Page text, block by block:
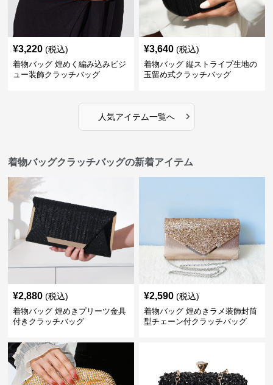
¥3,220 (税込)
着物バッグ 煌めく編み込みビジ
ュー装飾クラッチバッグ
¥3,640 (税込)
着物バッグ 縦ストライプ生地の
玉留め式クラッチバッグ
人気アイテム一覧へ ›
着物バッグクラッチバッグの新着アイテム
¥2,880 (税込)
着物バッグ 煌めきプリーツ金具
付きクラッチバッグ
¥2,590 (税込)
着物バッグ 煌めきラメ装飾封筒
型チェーン付クラッチバッグ